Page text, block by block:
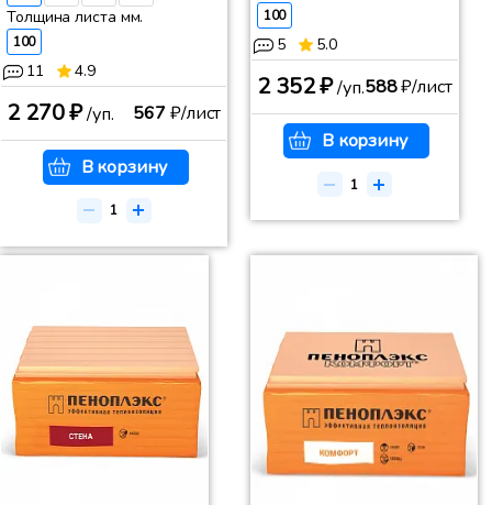
Толщина листа мм.
100
11 4.9
2 270 ₽/уп. 567₽/лист
В корзину
100
5 5.0
2 352 ₽/уп.588₽/лист
В корзину